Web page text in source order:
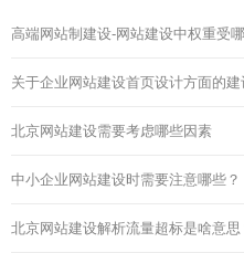
高端网站制建设-网站建设中权重受
关于企业网站建设首页设计方面的建
北京网站建设需要考虑哪些因素
中小企业网站建设时需要注意哪些？
北京网站建设解析流量超标是啥意思